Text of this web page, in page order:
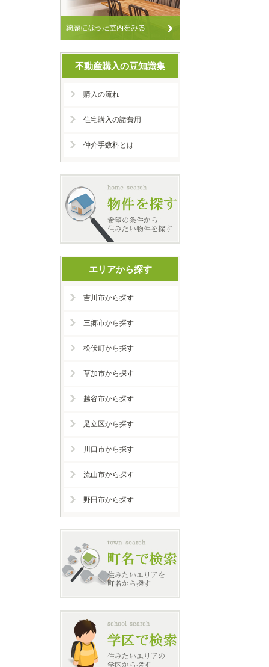
不動産購入の豆知識集
購入の流れ
住宅購入の諸費用
仲介手数料とは
エリアから探す
吉川市から探す
三郷市から探す
松伏町から探す
草加市から探す
越谷市から探す
足立区から探す
川口市から探す
流山市から探す
野田市から探す